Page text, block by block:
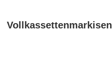
Vollkassettenmarkisen